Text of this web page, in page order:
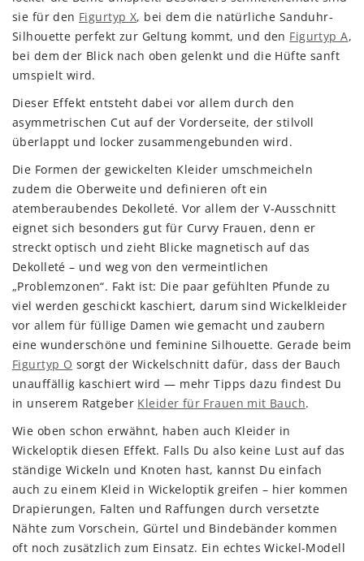
sie für den Figurtyp X, bei dem die natürliche Sanduhr-
Silhouette perfekt zur Geltung kommt, und den Figurtyp A,
bei dem der Blick nach oben gelenkt und die Hüfte sanft
umspielt wird.
Dieser Effekt entsteht dabei vor allem durch den
asymmetrischen Cut auf der Vorderseite, der stilvoll
überlappt und locker zusammengebunden wird.
Die Formen der gewickelten Kleider umschmeicheln
zudem die Oberweite und definieren oft ein
atemberaubendes Dekolleté. Vor allem der V-Ausschnitt
eignet sich besonders gut für Curvy Frauen, denn er
streckt optisch und zieht Blicke magnetisch auf das
Dekolleté – und weg von den vermeintlichen
„Problemzonen“. Fakt ist: Die paar gefühlten Pfunde zu
viel werden geschickt kaschiert, darum sind Wickelkleider
vor allem für füllige Damen wie gemacht und zaubern
eine wunderschöne und feminine Silhouette. Gerade beim
Figurtyp O sorgt der Wickelschnitt dafür, dass der Bauch
unauffällig kaschiert wird — mehr Tipps dazu findest Du
in unserem Ratgeber Kleider für Frauen mit Bauch.
Wie oben schon erwähnt, haben auch Kleider in
Wickeloptik diesen Effekt. Falls Du also keine Lust auf das
ständige Wickeln und Knoten hast, kannst Du einfach
auch zu einem Kleid in Wickeloptik greifen – hier kommen
Drapierungen, Falten und Raffungen durch versetzte
Nähte zum Vorschein, Gürtel und Bindebänder kommen
oft noch zusätzlich zum Einsatz. Ein echtes Wickel-Modell